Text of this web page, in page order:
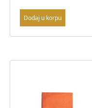
Dodaj u korpu